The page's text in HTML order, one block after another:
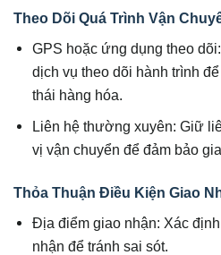
Theo Dõi Quá Trình Vận
GPS hoặc ứng dụng theo
dịch vụ theo dõi hành trình
thái hàng hóa.
Liên hệ thường xuyên: Giữ
vị vận chuyển để đảm bảo
Thỏa Thuận Điều Kiện Giao
Địa điểm giao nhận: Xác
nhận để tránh sai sót.